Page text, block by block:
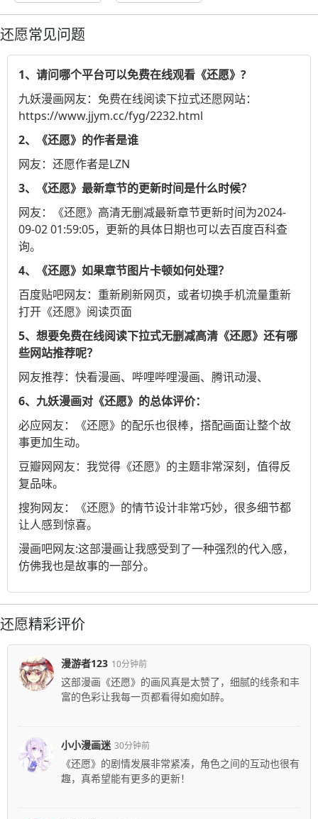
还愿常见问题
1、请问哪个平台可以免费在线观看《还愿》?
九妖漫画网友：免费在线阅读下拉式还愿网站：
https://www.jjym.cc/fyg/2232.html
2、《还愿》的作者是谁
网友：还愿作者是LZN
3、《还愿》最新章节的更新时间是什么时候？
网友：《还愿》高清无删减最新章节更新时间为2024-
09-02 01:59:05，更新的具体日期也可以去百度百科查
询。
4、《还愿》如果章节图片卡顿如何处理？
百度贴吧网友：重新刷新网页，或者切换手机流量重新
打开《还愿》阅读页面
5、想要免费在线阅读下拉式无删减高清《还愿》还有哪
些网站推荐呢？
网友推荐： 快看漫画、 哔哩哔哩漫画、 腾讯动漫、
6、九妖漫画对《还愿》的总体评价：
必应网友：《还愿》的配乐也很棒，搭配画面让整个故
事更加生动。
豆瓣网网友：我觉得《还愿》的主题非常深刻，值得反
复品味。
搜狗网友：《还愿》的情节设计非常巧妙，很多细节都
让人感到惊喜。
漫画吧网友:这部漫画让我感受到了一种强烈的代入感，
仿佛我也是故事的一部分。
还愿精彩评价
漫游者123 10分钟前
这部漫画《还愿》的画风真是太赞了，细腻的线条和丰
富的色彩让我每一页都看得如痴如醉。
小小漫画迷 30分钟前
《还愿》的剧情发展非常紧凑，角色之间的互动也很有
趣，真希望能有更多的更新！